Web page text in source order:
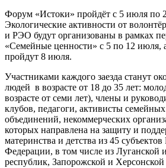
Форум «Истоки» пройдёт с 5 июля по
Экологические активности от
и РЭО будут организованы в рамках
«Семейные ценности» с 5 по 12 июля,
пройдут 8 июля.
Участниками каждого заезда станут
людей в возрасте от 18 до 35 лет:
возрасте от семи лет), члены и
клубов, педагоги, активисты
объединений, некоммерческих
которых направлена на защиту и
материнства и детства из 45
Федерации, в том числе из Луганской
республик, Запорожской и Херсонской